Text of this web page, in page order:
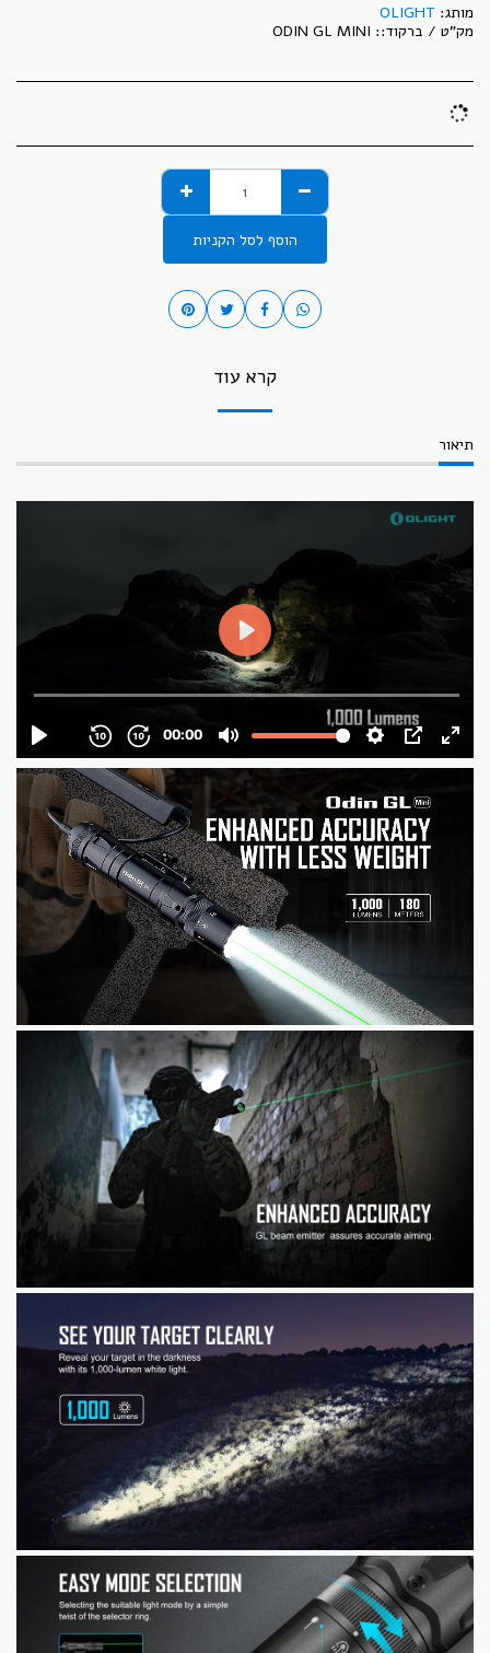
מותג: OLIGHT
מק"ט / ברקוד:: ODIN GL MINI
הוסף לסל הקניות
קרא עוד
תיאור